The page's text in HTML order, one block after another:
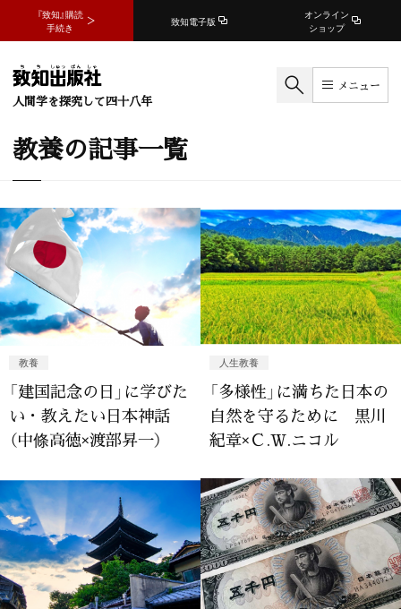
『致知』購読
手続き
致知電子版
オンライン
ショップ
人間学を探究して四十八年
メニュー
教養の記事一覧
教養
「建国記念の日」に学びた
い・教えたい日本神話
（中條高徳×渡部昇一）
人生教養
「多様性」に満ちた日本の
自然を守るために 黒川
紀章×Ｃ.Ｗ.ニコル